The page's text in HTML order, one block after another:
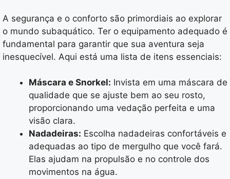
A segurança e o conforto são primordiais ao explorar
o mundo subaquático. Ter o equipamento adequado é
fundamental para garantir que sua aventura seja
inesquecível. Aqui está uma lista de itens essenciais:
Máscara e Snorkel: Invista em uma máscara de
qualidade que se ajuste bem ao seu rosto,
proporcionando uma vedação perfeita e uma
visão clara.
Nadadeiras: Escolha nadadeiras confortáveis e
adequadas ao tipo de mergulho que você fará.
Elas ajudam na propulsão e no controle dos
movimentos na água.